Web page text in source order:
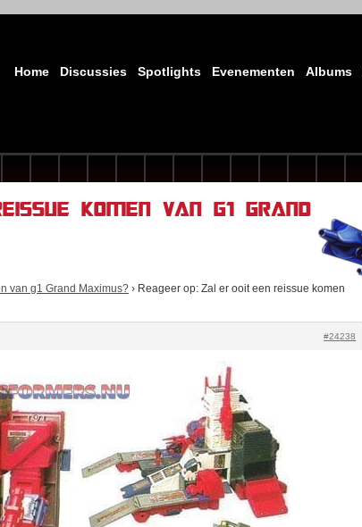
Home Discussies Spotlights Evenementen Albums
komen van g1 Grand
van g1 Grand Maximus? › Reageer op: Zal er ooit een reissue komen
#24238